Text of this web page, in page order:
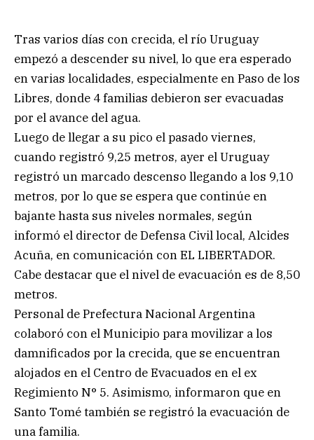
Tras varios días con crecida, el río Uruguay
empezó a descender su nivel, lo que era esperado
en varias localidades, especialmente en Paso de los
Libres, donde 4 familias debieron ser evacuadas
por el avance del agua.
Luego de llegar a su pico el pasado viernes,
cuando registró 9,25 metros, ayer el Uruguay
registró un marcado descenso llegando a los 9,10
metros, por lo que se espera que continúe en
bajante hasta sus niveles normales, según
informó el director de Defensa Civil local, Alcides
Acuña, en comunicación con EL LIBERTADOR.
Cabe destacar que el nivel de evacuación es de 8,50
metros.
Personal de Prefectura Nacional Argentina
colaboró con el Municipio para movilizar a los
damnificados por la crecida, que se encuentran
alojados en el Centro de Evacuados en el ex
Regimiento N° 5. Asimismo, informaron que en
Santo Tomé también se registró la evacuación de
una familia.